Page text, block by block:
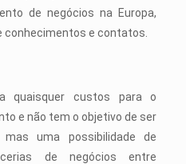
de negócios na Europa,
conhecimentos e contatos.
quaisquer custos para o
e não tem o objetivo de ser
uma possibilidade de
de negócios entre